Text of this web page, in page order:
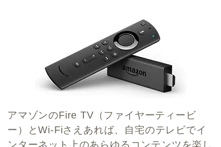
アマゾンのFire TV（ファイヤーティービ
ー）とWi-Fiさえあれば、自宅のテレビでイ
ンターネット上のあらゆるコンテンツを楽し